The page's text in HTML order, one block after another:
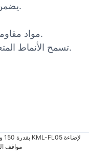
1. يضمن السطوع الاستثنائي إضاءة جيدة للممرات وأحواض الزهور والمناطق الخارجية من أجل السلامة والجمال.
3. مواد مقاومة للعوامل الجوية تتحمل المطر والثلج والتعرض للأشعة فوق البنفسجية من أجل المتانة على مدار السنة.
4. تسمح الأنماط المتعددة الاستخدامات والإعدادات القابلة للتعديل بالاندماج السلس في الحدائق أو الأفنية أو المناظر الطبيعية.